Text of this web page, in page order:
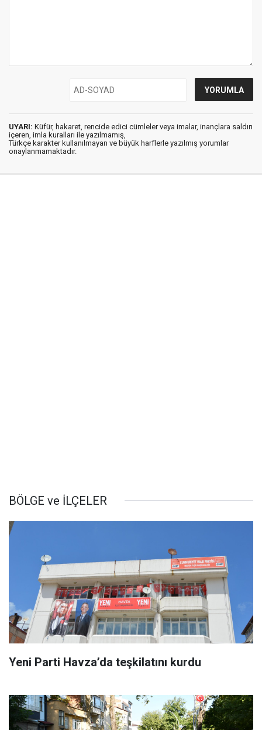
UYARI: Küfür, hakaret, rencide edici cümleler veya imalar, inançlara saldırı
içeren, imla kuralları ile yazılmamış,
Türkçe karakter kullanılmayan ve büyük harflerle yazılmış yorumlar
onaylanmamaktadır.
BÖLGE ve İLÇELER
Yeni Parti Havza’da teşkilatını kurdu